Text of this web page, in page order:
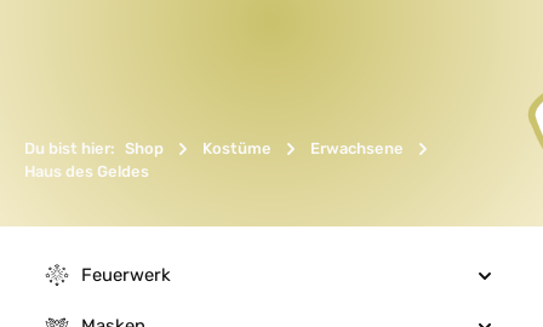
Du bist hier: Shop Kostüme
Erwachsene
Haus des Geldes
Feuerwerk